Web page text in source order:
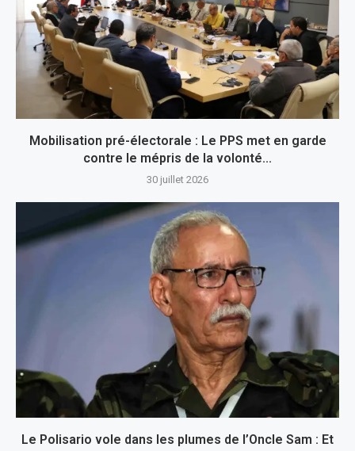
Mobilisation pré-électorale : Le PPS met en garde
contre le mépris de la volonté...
30 juillet 2026
Le Polisario vole dans les plumes de l’Oncle Sam : Et